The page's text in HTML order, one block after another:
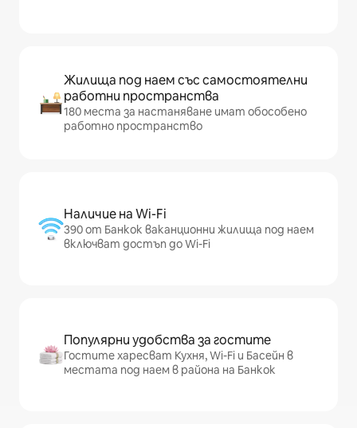
Жилища под наем със самостоятелни
работни пространства
180 места за настаняване имат обособено
работно пространство
Наличие на Wi-Fi
390 от Банкок ваканционни жилища под наем
включват достъп до Wi-Fi
Популярни удобства за гостите
Гостите харесват Кухня, Wi-Fi и Басейн в
местата под наем в района на Банкок